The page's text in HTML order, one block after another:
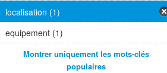
localisation (1)
equipement (1)
Montrer uniquement les mots-clés
populaires